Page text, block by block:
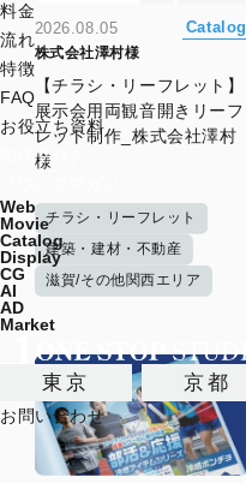
料金
流れ
特徴
FAQ
お役立ち資料
制作ブログ
Web
Movie
Catalog
Display
CG
AI
AD
Market
東京 京都
お問い合わせ
2026.08.05 Catalog
株式会社澤村様
【チラシ・リーフレット】
展示会用両観音開きリーフ
レット制作_株式会社澤村
様
チラシ・リーフレット
建築・建材・不動産
滋賀/その他関西エリア